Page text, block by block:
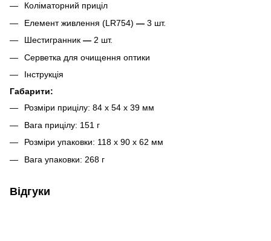
Коліматорний приціл
Елемент живлення (LR754) — 3 шт.
Шестигранник — 2 шт.
Серветка для очищення оптики
Інструкція
Габарити:
Розміри прицілу: 84 х 54 х 39 мм
Вага прицілу: 151 г
Розміри упаковки: 118 x 90 x 62 мм
Вага упаковки: 268 г
Відгуки